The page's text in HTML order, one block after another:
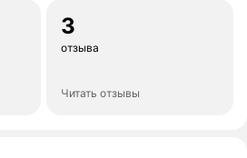
3
отзыва
Читать отзывы